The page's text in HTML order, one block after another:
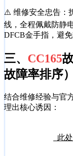
⚠️ 维修安全忠告：
线，全程佩戴防静
DFCB金手指，避
三、 CC165
故障率排序）
结合维修经验与官
理出核心诱因：
此